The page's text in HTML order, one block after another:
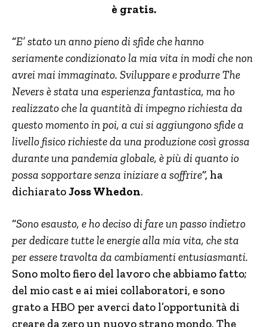
è gratis.
“E’ stato un anno pieno di sfide che hanno
seriamente condizionato la mia vita in modi che non
avrei mai immaginato. Sviluppare e produrre The
Nevers è stata una esperienza fantastica, ma ho
realizzato che la quantità di impegno richiesta da
questo momento in poi, a cui si aggiungono sfide a
livello fisico richieste da una produzione così grossa
durante una pandemia globale, è più di quanto io
possa sopportare senza iniziare a soffrire“, ha
dichiaratoJoss Whedon.
“Sono esausto, e ho deciso di fare un passo indietro
per dedicare tutte le energie alla mia vita, che sta
per essere travolta da cambiamenti entusiasmanti.
Sono molto fiero del lavoro che abbiamo fatto;
del mio cast e ai miei collaboratori, e sono
grato a HBO per averci dato l’opportunità di
creare da zero un nuovo strano mondo. The